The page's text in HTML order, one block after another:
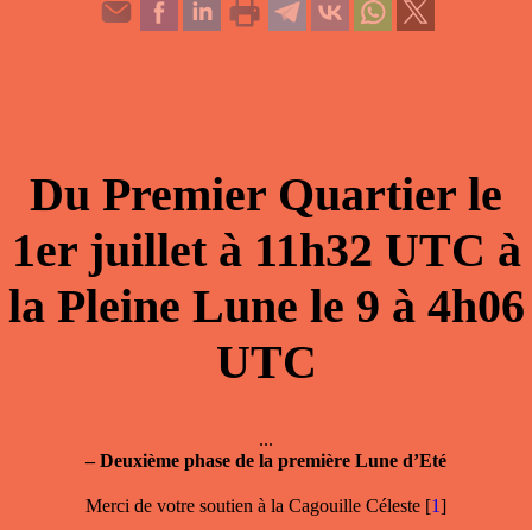
Du Premier Quartier le
1er juilletà 11h32 UTC à
la Pleine Lune le 9 à 4h06
UTC
...
– Deuxième phase de la première Lune d’Eté
Merci de votre soutien à la Cagouille Céleste [1]